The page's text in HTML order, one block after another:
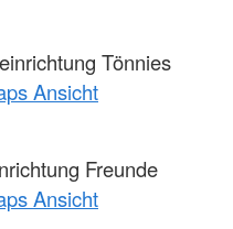
Tönnies
Ansicht
Freunde
Ansicht